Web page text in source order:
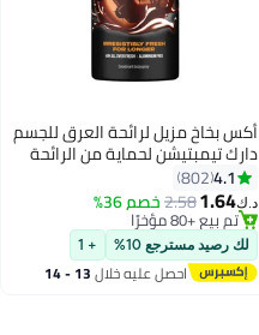
أكس بخاخ مزيل لرائحة العرق للجسم
دارك تيمبتيشن لحماية من الرائحة
الكريهة تدوم طويلاً لمدة 48 ساعة
وبعطر لا يقاوم للرجال
4.1
802
د.ك‏1.64
2.58خصم 36%
تم بيع +80 مؤخرًا
تم بيع +80 مؤخرًا
لك رصيد مسترجع 10% + 1
احصل عليه خلال 13 - 14